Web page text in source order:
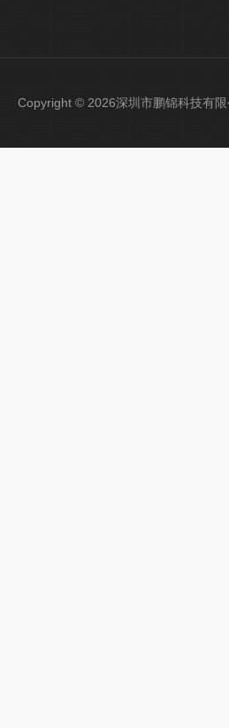
Copyright © 2026深圳市鹏锦科技有